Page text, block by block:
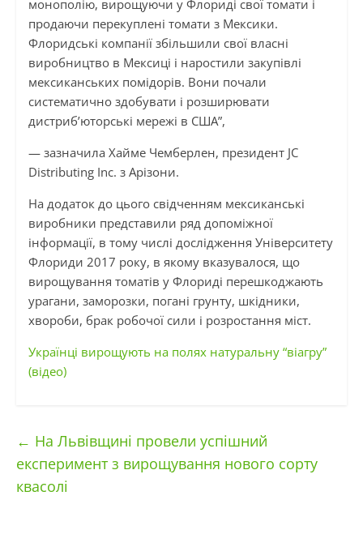
монополію, вирощуючи у Флориді свої томати і
продаючи перекуплені томати з Мексики.
Флоридські компанії збільшили свої власні
виробництво в Мексиці і наростили закупівлі
мексиканських помідорів. Вони почали
систематично здобувати і розширювати
дистриб’юторські мережі в США”,
— зазначила Хайме Чемберлен, президент JC
Distributing Inc. з Арізони.
На додаток до цього свідченням мексиканські
виробники представили ряд допоміжної
інформації, в тому числі дослідження Університету
Флориди 2017 року, в якому вказувалося, що
вирощування томатів у Флориді перешкоджають
урагани, заморозки, погані грунту, шкідники,
хвороби, брак робочої сили і розростання міст.
Українці вирощують на полях натуральну “віагру”
(відео)
← На Львівщині провели успішний
експеримент з вирощування нового сорту
квасолі